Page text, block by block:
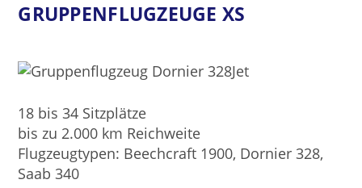
GRUPPENFLUGZEUGE XS
18 bis 34 Sitzplätze
bis zu 2.000 km Reichweite
Flugzeugtypen: Beechcraft 1900, Dornier 328,
Saab 340